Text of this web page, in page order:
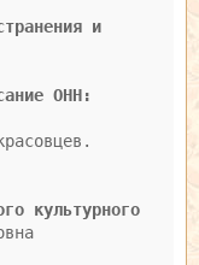
и
ОНН:
культурного